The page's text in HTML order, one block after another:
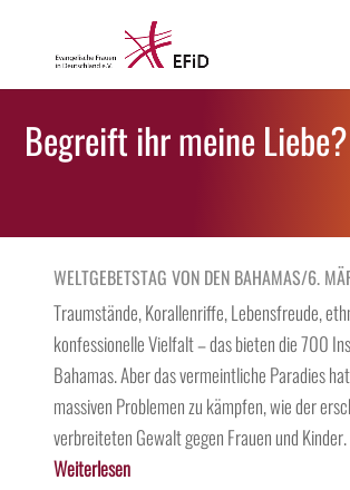
Begreift ihr meine Liebe?
WELTGEBETSTAG VON DEN BAHAMAS/6.
Traumstände, Korallenriffe, Lebensfreude,
konfessionelle Vielfalt – das bieten die 700
Bahamas. Aber das vermeintliche Paradies
massiven Problemen zu kämpfen, wie der
verbreiteten Gewalt gegen Frauen und Kinder.
Weiterlesen